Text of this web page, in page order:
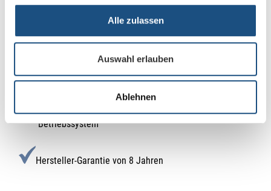
Alle zulassen
Auswahl erlauben
Ablehnen
Energiesparmaßnahmen durch eingebauten
Konnektivität mit umfangreichem Zubehör für
maßgeschneiderte Lernangebote
Betriebssystem
Hersteller-Garantie von 8 Jahren